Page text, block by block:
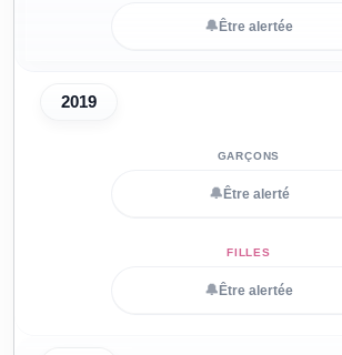
🔔 Être alertée
2019
🔔 Être alerté
🔔 Être alertée